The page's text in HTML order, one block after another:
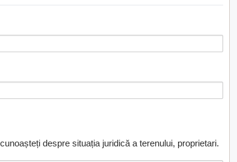
despre situația juridică a terenului, proprietari.